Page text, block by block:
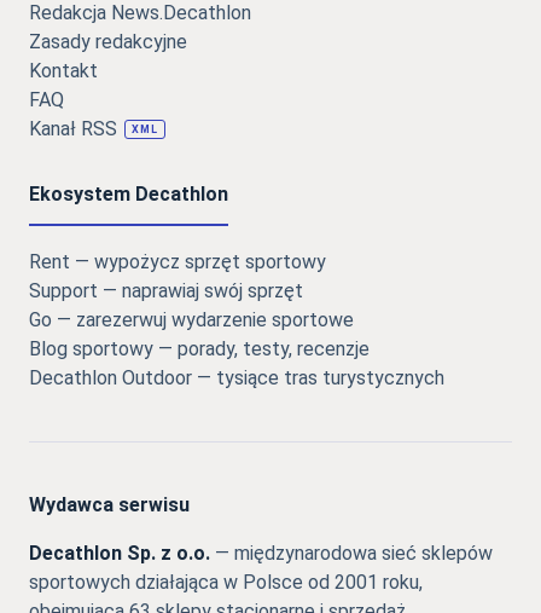
Redakcja News.Decathlon
Zasady redakcyjne
Kontakt
FAQ
Kanał RSS
XML
Ekosystem Decathlon
Rent — wypożycz sprzęt sportowy
Support — naprawiaj swój sprzęt
Go — zarezerwuj wydarzenie sportowe
Blog sportowy — porady, testy, recenzje
Decathlon Outdoor — tysiące tras turystycznych
Wydawca serwisu
Decathlon Sp. z o.o. — międzynarodowa sieć sklepów
sportowych działająca w Polsce od 2001 roku,